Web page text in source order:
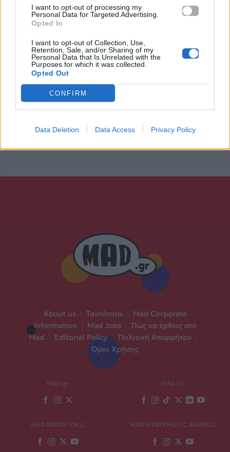
I want to opt-out of processing my
Personal Data for Targeted Advertising.
Opted In
I want to opt-out of Collection, Use,
Retention, Sale, and/or Sharing of my
Personal Data that Is Unrelated with the
Purposes for which it was collected.
Opted Out
CONFIRM
Data Deletion Data Access Privacy Policy
Μα εγώ στ’ αλήθεια πρέπει να `μαι τυχερή
γιατί έχω εσένανε μες στη ζωή αυτή την άχαρη.
Ακούστε στο Spotify
About us Ταυτότητα
Mad Corporate
Information
Mad Jobs
Πώς να έρθεις στο
Mad
Editorial Policy | Πολιτική Απορρήτου
Όροι Χρήσης
MAD.gr MAD TV
MAD RADIO 106,2 MAD VIDEO MUSIC AWARDS